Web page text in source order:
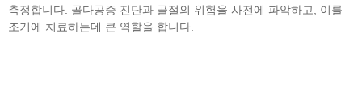
측정합니다. 골다공증 진단과 골절의 위험을 사전에 파악하고, 이를
조기에 치료하는데 큰 역할을 합니다.